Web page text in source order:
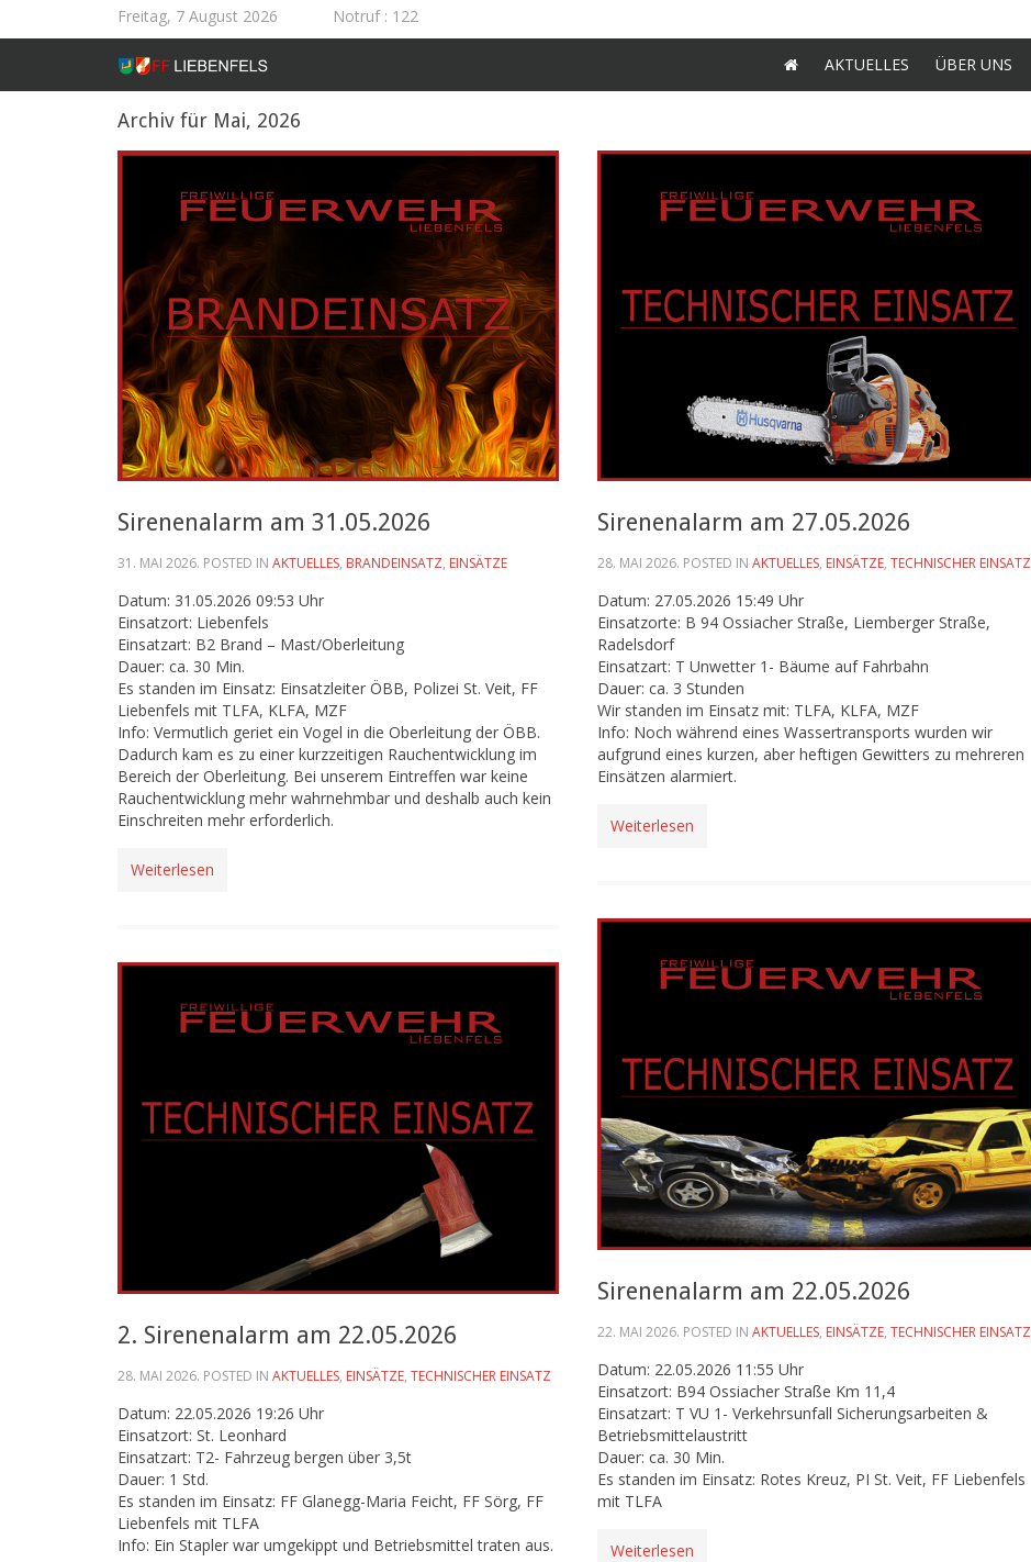
Freitag, 7 August 2026 Notruf: 122
AKTUELLES ÜBER UNS
Archiv für Mai, 2026
Sirenenalarm am 31.05.2026
31. MAI 2026. POSTED IN AKTUELLES, BRANDEINSATZ, EINSÄTZE
Datum: 31.05.2026 09:53 Uhr
Einsatzort: Liebenfels
Einsatzart: B2 Brand – Mast/Oberleitung
Dauer: ca. 30 Min.
Es standen im Einsatz: Einsatzleiter ÖBB, Polizei St. Veit, FF
Liebenfels mit TLFA, KLFA, MZF
Info: Vermutlich geriet ein Vogel in die Oberleitung der ÖBB.
Dadurch kam es zu einer kurzzeitigen Rauchentwicklung im
Bereich der Oberleitung. Bei unserem Eintreffen war keine
Rauchentwicklung mehr wahrnehmbar und deshalb auch kein
Einschreiten mehr erforderlich.
Weiterlesen
2. Sirenenalarm am 22.05.2026
28. MAI 2026. POSTED IN AKTUELLES, EINSÄTZE, TECHNISCHER EINSATZ
Datum: 22.05.2026 19:26 Uhr
Einsatzort: St. Leonhard
Einsatzart: T2- Fahrzeug bergen über 3,5t
Dauer: 1 Std.
Es standen im Einsatz: FF Glanegg-Maria Feicht, FF Sörg, FF
Liebenfels mit TLFA
Info: Ein Stapler war umgekippt und Betriebsmittel traten aus.
Sirenenalarm am 27.05.2026
28. MAI 2026. POSTED IN AKTUELLES, EINSÄTZE, TECHNISCHER EINSATZ
Datum: 27.05.2026 15:49 Uhr
Einsatzorte: B 94 Ossiacher Straße, Liemberger Straße,
Radelsdorf
Einsatzart: T Unwetter 1- Bäume auf Fahrbahn
Dauer: ca. 3 Stunden
Wir standen im Einsatz mit: TLFA, KLFA, MZF
Info: Noch während eines Wassertransports wurden wir
aufgrund eines kurzen, aber heftigen Gewitters zu mehreren
Einsätzen alarmiert.
Weiterlesen
Sirenenalarm am 22.05.2026
22. MAI 2026. POSTED IN AKTUELLES, EINSÄTZE, TECHNISCHER EINSATZ
Datum: 22.05.2026 11:55 Uhr
Einsatzort: B94 Ossiacher Straße Km 11,4
Einsatzart: T VU 1- Verkehrsunfall Sicherungsarbeiten &
Betriebsmittelaustritt
Dauer: ca. 30 Min.
Es standen im Einsatz: Rotes Kreuz, PI St. Veit, FF Liebenfels
mit TLFA
Weiterlesen